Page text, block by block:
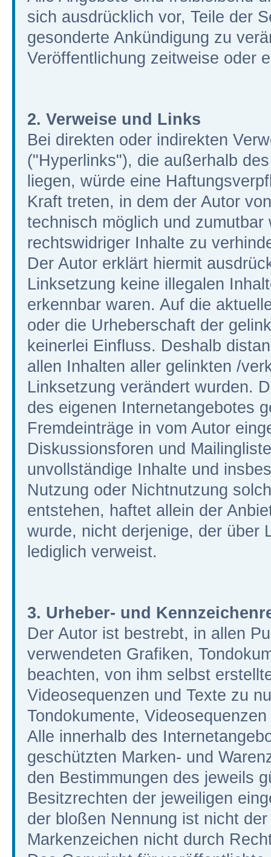
sich ausdrücklich vor, Teile der
gesonderte Ankündigung zu
Veröffentlichung zeitweise oder
2. Verweise und Links
Bei direkten oder indirekten
("Hyperlinks"), die außerhalb
liegen, würde eine
Kraft treten, in dem der Autor
technisch möglich und
rechtswidriger Inhalte zu
Der Autor erklärt hiermit
Linksetzung keine illegalen
erkennbar waren. Auf die
oder die Urheberschaft der
keinerlei Einfluss. Deshalb
allen Inhalten aller gelinkten /
Linksetzung verändert wurden.
des eigenen Internetangebotes
Fremdeinträge in vom Autor
Diskussionsforen und
unvollständige Inhalte und
Nutzung oder Nichtnutzung
entstehen, haftet allein der
wurde, nicht derjenige, der über
lediglich verweist.
3. Urheber- und
Der Autor ist bestrebt, in allen
verwendeten Grafiken,
beachten, von ihm selbst
Videosequenzen und Texte zu
Tondokumente,
Alle innerhalb des
geschützten Marken- und
den Bestimmungen des jeweils
Besitzrechten der jeweiligen
der bloßen Nennung ist nicht
Markenzeichen nicht durch